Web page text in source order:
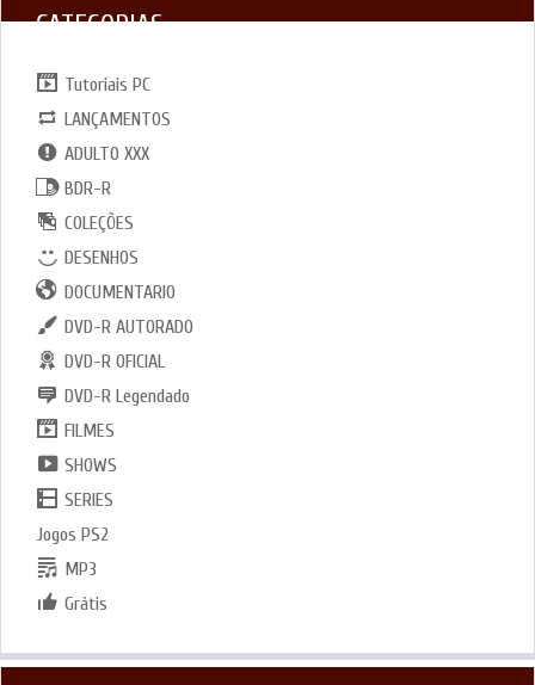
CATEGORIAS
Tutoriais PC
LANÇAMENTOS
ADULTO XXX
BDR-R
COLEÇÕES
DESENHOS
DOCUMENTARIO
DVD-R AUTORADO
DVD-R OFICIAL
DVD-R Legendado
FILMES
SHOWS
SERIES
Jogos PS2
MP3
Grátis